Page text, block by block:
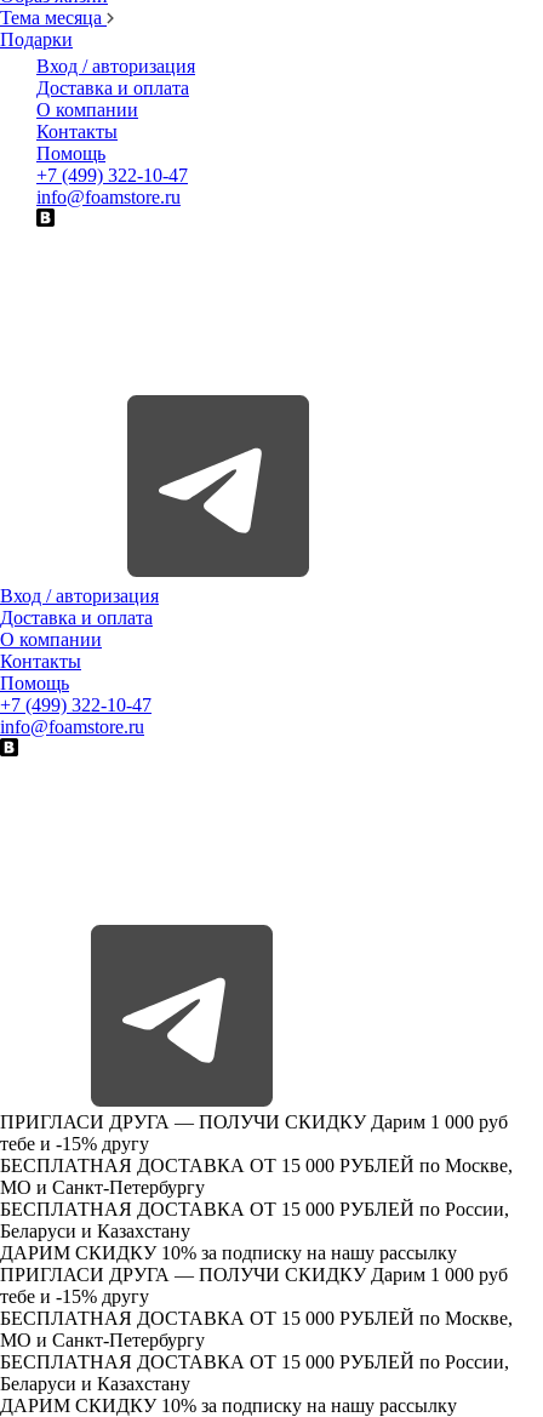
Тема месяца
Подарки
Вход / авторизация
Доставка и оплата
О компании
Контакты
Помощь
+7 (499) 322-10-47
info@foamstore.ru
Вход / авторизация
Доставка и оплата
О компании
Контакты
Помощь
+7 (499) 322-10-47
info@foamstore.ru
ПРИГЛАСИ ДРУГА — ПОЛУЧИ СКИДКУ Дарим 1 000 руб
тебе и -15% другу
БЕСПЛАТНАЯ ДОСТАВКА ОТ 15 000 РУБЛЕЙ по Москве,
МО и Санкт-Петербургу
БЕСПЛАТНАЯ ДОСТАВКА ОТ 15 000 РУБЛЕЙ по России,
Беларуси и Казахстану
ДАРИМ СКИДКУ 10% за подписку на нашу рассылку
ПРИГЛАСИ ДРУГА — ПОЛУЧИ СКИДКУ Дарим 1 000 руб
тебе и -15% другу
БЕСПЛАТНАЯ ДОСТАВКА ОТ 15 000 РУБЛЕЙ по Москве,
МО и Санкт-Петербургу
БЕСПЛАТНАЯ ДОСТАВКА ОТ 15 000 РУБЛЕЙ по России,
Беларуси и Казахстану
ДАРИМ СКИДКУ 10% за подписку на нашу рассылку